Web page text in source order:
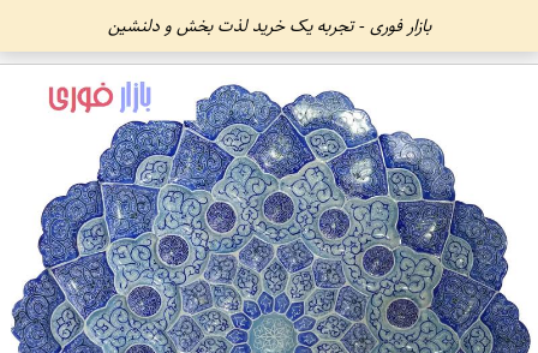
بازار فوری - تجربه یک خرید لذت بخش و دلنشین